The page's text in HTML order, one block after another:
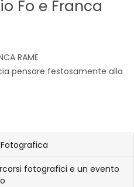
Fo e Franca
RAME
pensare festosamente alla
fotografici e un evento